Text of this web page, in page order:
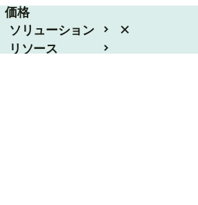
価格
ソリューション
リソース